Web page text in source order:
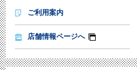
ご利用案内
店舗情報ページへ